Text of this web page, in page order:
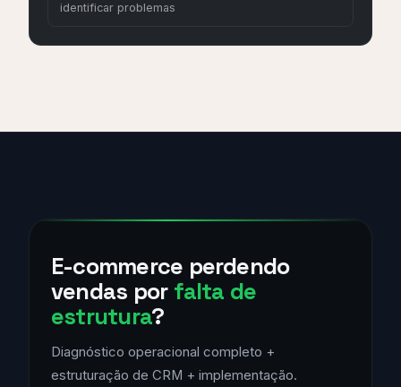
identificar problemas
E-commerce perdendo
vendas por falta de
estrutura?
Diagnóstico operacional completo +
estruturação de CRM + implementação.